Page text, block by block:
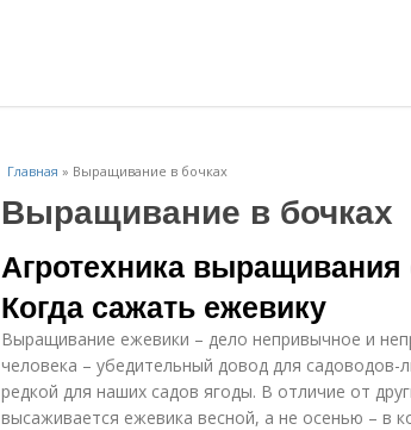
Главная » Выращивание в бочках
Выращивание в бочках
Агротехника
Когда сажать ежевику
Выращивание ежевики – дело непривычное и
человека – убедительный довод для садоводов-
редкой для наших садов ягоды. В отличие от
высаживается ежевика весной, а не осенью – в